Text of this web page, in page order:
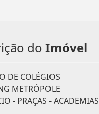
do Imóvel
DE COLÉGIOS
METRÓPOLE
- PRAÇAS - ACADEMIAS